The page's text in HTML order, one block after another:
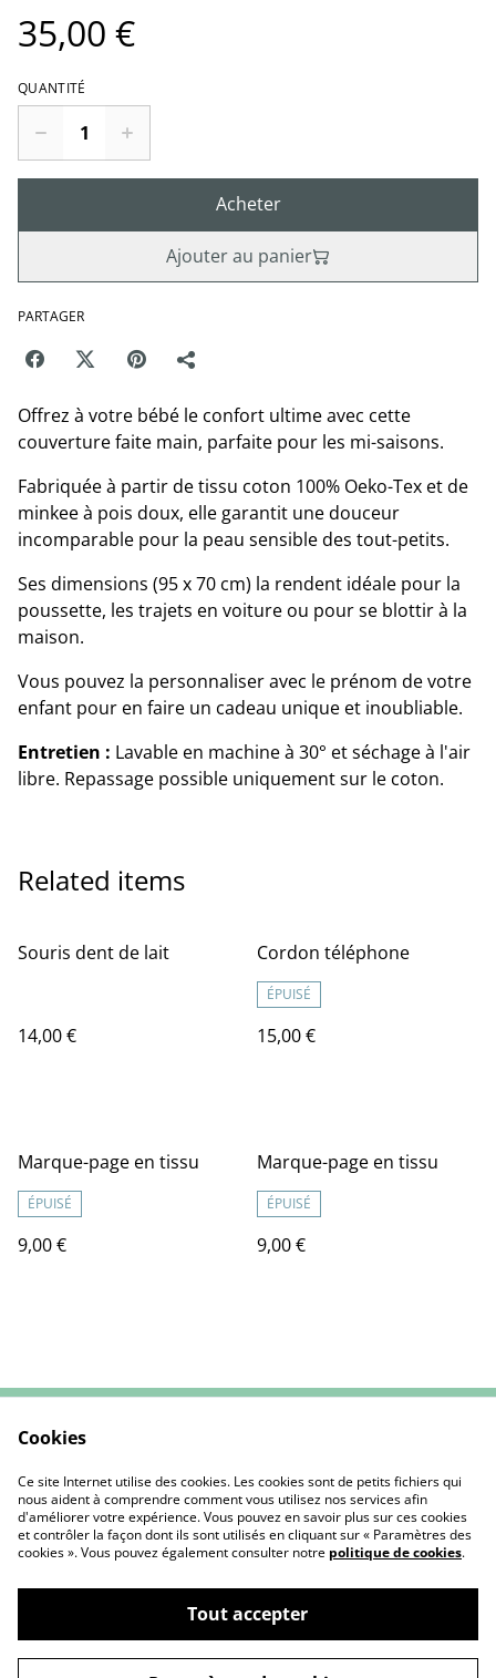
35,00 €
QUANTITÉ
Acheter
Ajouter au panier
PARTAGER
Offrez à votre bébé le confort ultime avec cette
couverture faite main, parfaite pour les mi-saisons.
Fabriquée à partir de tissu coton 100% Oeko-Tex et de
minkee à pois doux, elle garantit une douceur
incomparable pour la peau sensible des tout-petits.
Ses dimensions (95 x 70 cm) la rendent idéale pour la
poussette, les trajets en voiture ou pour se blottir à la
maison.
Vous pouvez la personnaliser avec le prénom de votre
enfant pour en faire un cadeau unique et inoubliable.
Entretien : Lavable en machine à 30° et séchage à l'air
libre. Repassage possible uniquement sur le coton.
Related items
Souris dent de lait
14,00 €
Cordon téléphone
ÉPUISÉ
15,00 €
Marque-page en tissu
ÉPUISÉ
9,00 €
Marque-page en tissu
ÉPUISÉ
9,00 €
Mentions Légales
Politique de cookies
©2026
L'Atelier de Nounou | Créations Textiles
Artisanales & Personnalisées
Cookies
Ce site Internet utilise des cookies. Les cookies sont de petits fichiers qui
nous aident à comprendre comment vous utilisez nos services afin
d'améliorer votre expérience. Vous pouvez en savoir plus sur ces cookies
et contrôler la façon dont ils sont utilisés en cliquant sur « Paramètres des
cookies ». Vous pouvez également consulter notre politique de cookies.
Tout accepter